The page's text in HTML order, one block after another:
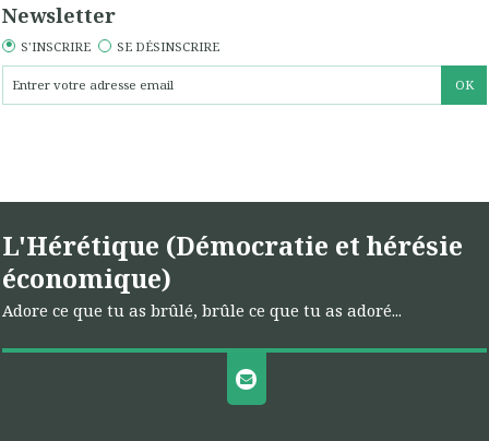
Newsletter
S'INSCRIRE SE DÉSINSCRIRE
L'Hérétique (Démocratie et hérésie
économique)
Adore ce que tu as brûlé, brûle ce que tu as adoré...